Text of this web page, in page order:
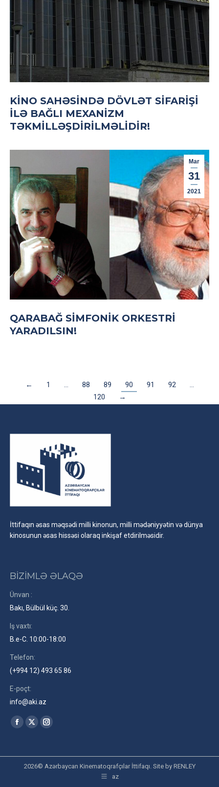
KINO SAHƏSINDƏ DÖVLƏT SIFARIŞI
ILƏ BAĞLI MEXANIZM
TƏKMILLƏŞDIRILMƏLIDIR!
Mar
31
2021
QARABAĞ SIMFONIK ORKESTRI
YARADILSIN!
← 1 88 89 90 91 92
120
→
İttifaqın əsas məqsədi milli kinonun, milli mədəniyyətin və dünya
kinosunun əsas hissəsi olaraq inkişaf etdirilməsidir.
BİZİMLƏ ƏLAQƏ
Ünvan :
Bakı, Bülbül küç. 30.
Iş vaxtı:
B.e-C. 10:00-18:00
Telefon:
(+994 12) 493 65 86
E-poçt:
info@aki.az
Find us on:
Facebook
X
in
Instagram
in
2026© Azərbaycan Kinematoqrafçılar İttifaqı. Site by RENLEY
az